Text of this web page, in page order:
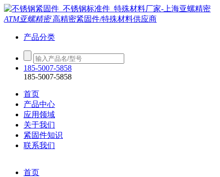
ATM亚螺精密高精密紧固件/特殊材料供应商
产品分类
185-5007-5858
185-5007-5858
首页
产品中心
应用领域
关于我们
紧固件知识
联系我们
首页